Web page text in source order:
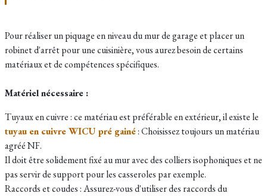
Pour réaliser un piquage en niveau du mur de garage et placer un
robinet d'arrêt pour une cuisinière, vous aurez besoin de certains
matériaux et de compétences spécifiques.
Matériel nécessaire :
Tuyaux en cuivre : ce matériau est préférable en extérieur, il existe le
tuyau en cuivre WICU pré gainé: Choisissez toujours un matériau
agréé NF.
Il doit être solidement fixé au mur avec des colliers isophoniques et ne
pas servir de support pour les casseroles par exemple.
Raccords et coudes : Assurez-vous d'utiliser des raccords du